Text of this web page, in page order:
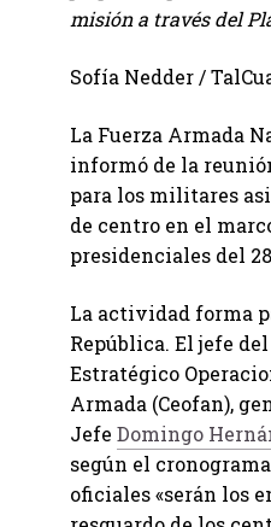
misión a través del
Sofía Nedder /
La Fuerza Armada
informó de la
para los militares
de centro en el
presidenciales del
La actividad forma
República. El jefe
Estratégico
Armada (Ceofan),
Jefe Domingo
según el
oficiales «serán los